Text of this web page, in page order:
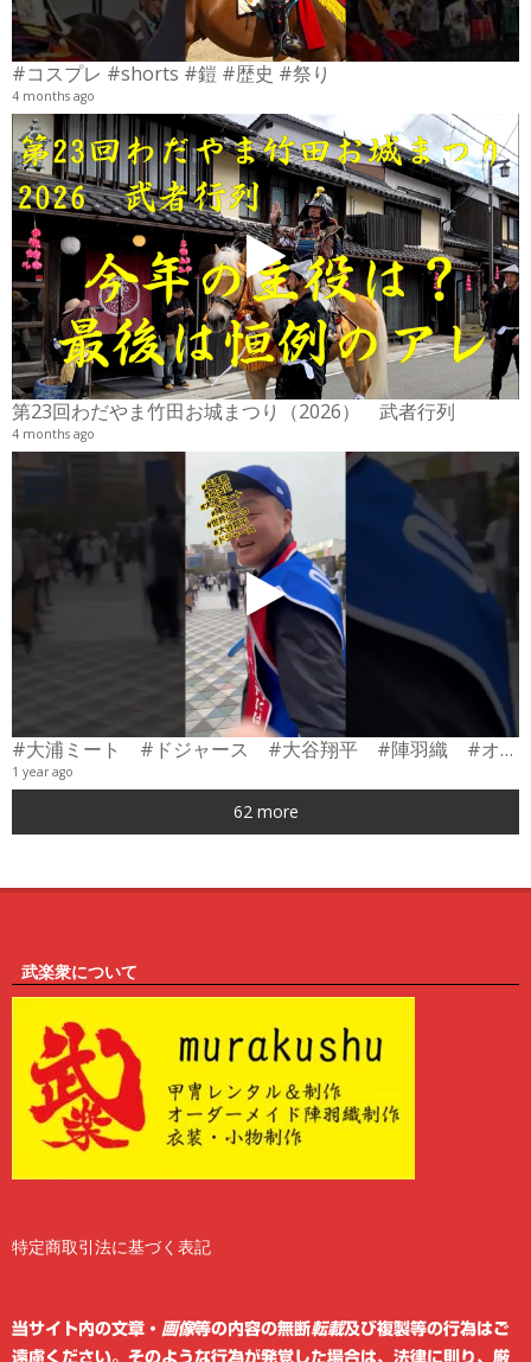
#コスプレ #shorts #鎧 #歴史 #祭り
4 months ago
第23回わだやま竹田お城まつり（2026） 武者行列
4 months ago
#大浦ミート #ドジャース #大谷翔平 #陣羽織 #オーダーメイド #shorts
1 year ago
62 more
武楽衆について
特定商取引法に基づく表記
当サイト内の文章・ 画像等の内容の無断転載及び複製等の行為はご
遠慮ください。そのような行為が発覚した場合は、法律に則り、厳